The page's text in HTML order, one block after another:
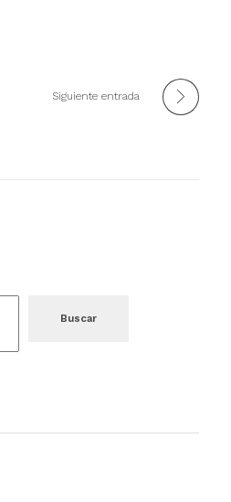
Siguiente entrada
Buscar